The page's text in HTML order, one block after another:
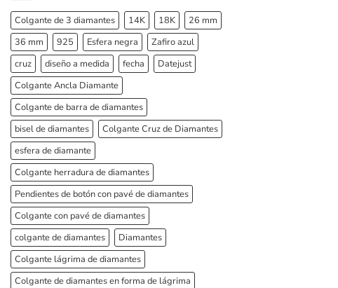
Colgante de 3 diamantes 14K 18K
26 mm
36 mm
925 Esfera negra
Zafiro azul
cruz
diseño a medida fecha
Datejust
Colgante Ancla Diamante
Colgante de barra de diamantes
bisel de diamantes
Colgante Cruz de Diamantes
esfera de diamante
Colgante herradura de diamantes
Pendientes de botón con pavé de diamantes
Colgante con pavé de diamantes
colgante de diamantes
Diamantes
Colgante lágrima de diamantes
Colgante de diamantes en forma de lágrima